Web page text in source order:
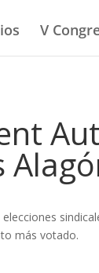
V
más votado.